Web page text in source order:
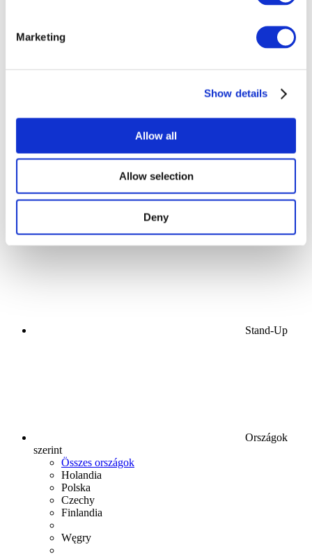
Marketing
Show details
Allow all
Allow selection
Deny
Scena
Stand-Up
Országok
szerint
Összes országok
Holandia
Polska
Czechy
Finlandia
Węgry